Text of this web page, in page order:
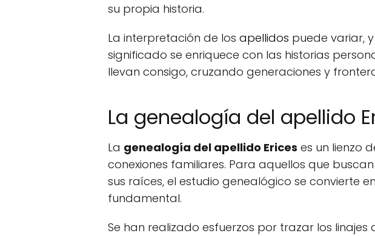
su propia historia.
La interpretación de los apellidos puede variar,
significado se enriquece con las historias
llevan consigo, cruzando generaciones y
La genealogía del apellido
La genealogía del apellido Erices es un lienzo
conexiones familiares. Para aquellos que
sus raíces, el estudio genealógico se convierte
fundamental.
Se han realizado esfuerzos por trazar los linajes